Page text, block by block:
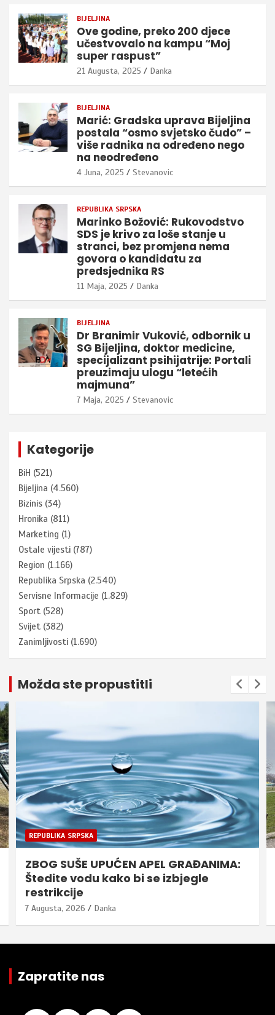
BIJELJINA
Ove godine, preko 200 djece
učestvovalo na kampu “Moj
super raspust”
21 Augusta, 2025 Danka
BIJELJINA
Marić: Gradska uprava Bijeljina
postala “osmo svjetsko čudo” –
više radnika na određeno nego
na neodređeno
4 Juna, 2025 Stevanovic
REPUBLIKA SRPSKA
Marinko Božović: Rukovodstvo
SDS je krivo za loše stanje u
stranci, bez promjena nema
govora o kandidatu za
predsjednika RS
11 Maja, 2025 Danka
BIJELJINA
Dr Branimir Vuković, odbornik u
SG Bijeljina, doktor medicine,
specijalizant psihijatrije: Portali
preuzimaju ulogu “letećih
majmuna”
7 Maja, 2025 Stevanovic
Kategorije
BiH (521)
Bijeljina (4.560)
Bizinis (34)
Hronika (811)
Marketing (1)
Ostale vijesti (787)
Region (1.166)
Republika Srpska (2.540)
Servisne Informacije (1.829)
Sport (528)
Svijet (382)
Zanimljivosti (1.690)
Možda ste propustitli
REPUBLIKA SRPSKA
ZBOG SUŠE UPUĆEN APEL GRAĐANIMA:
Štedite vodu kako bi se izbjegle
restrikcije
7 Augusta, 2026 Danka
Zapratite nas